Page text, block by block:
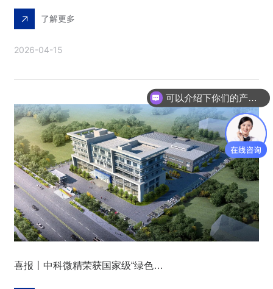
2026-04-15
了解更多
喜报丨中科微精荣获国家级“绿色工厂”称号
可以介绍下你们的产品么